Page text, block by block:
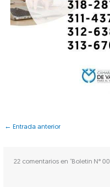
← Entrada anterior
22 comentarios en “Boletín N°